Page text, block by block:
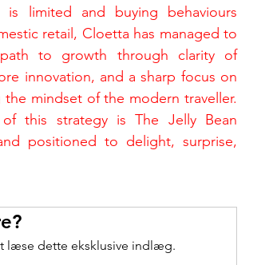
is limited and buying behaviours
retail, Cloetta has managed to
to growth through clarity of
innovation, and a sharp focus on
the mindset of the modern traveller.
this strategy is The Jelly Bean
positioned to delight, surprise,
læse dette eksklusive indlæg.